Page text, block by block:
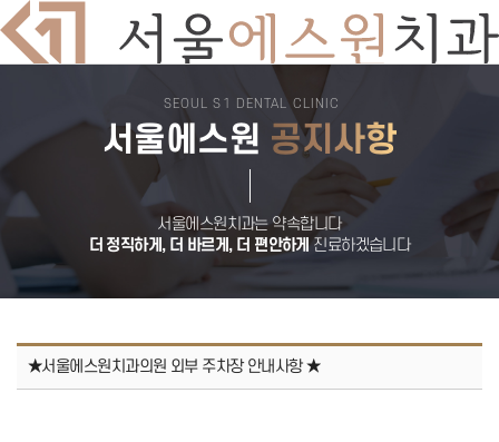
의료진소개
둘러보기
진료시간
서울에스원 특별함
디지털 치과 진료
자연치아 보존원칙
검증된 재료
쾌적한 진료환경
전악 임플란트
임플란트 틀니
SEOUL S1 DENTAL CLINIC
서울에스원 공지사항
서울에스원치과는 약속합니다
더 정직하게, 더 바르게, 더 편안하게진료하겠습니다
★서울에스원치과의원 외부 주차장 안내사항 ★